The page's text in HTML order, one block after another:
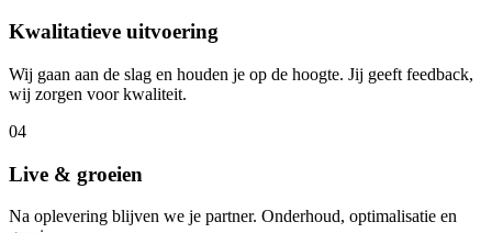
Kwalitatieve uitvoering
Wij gaan aan de slag en houden je op de hoogte. Jij geeft feedback,
wij zorgen voor kwaliteit.
04
Live & groeien
Na oplevering blijven we je partner. Onderhoud, optimalisatie en